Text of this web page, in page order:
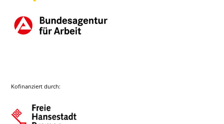
Kofinanziert durch: